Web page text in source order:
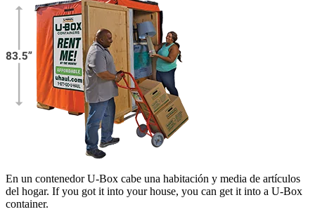
En un contenedor U-Box cabe una habitación y media de artículos
del hogar. If you got it into your house, you can get it into a U-Box
container.